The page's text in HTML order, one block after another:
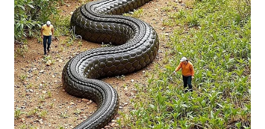
WATCH
MKLI
LPKKI
LKKI